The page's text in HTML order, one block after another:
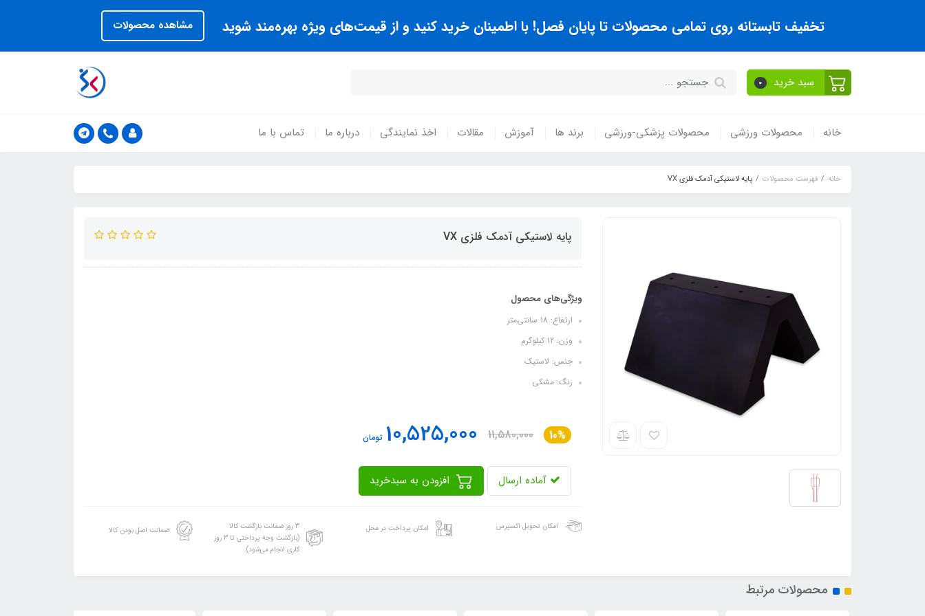
تخفیف تابستانه روی تمامی محصولات تا پایان فصل! با اطمینان خرید کنید و از قیمت‌های ویژه بهره‌مند شوید مشاهده محصولات
سبد خرید 0
خانه محصولات ورزشی محصولات پزشکی-ورزشی برند ها آموزش مقالات اخذ نمایندگی درباره ما تماس با ما
خانه فهرست محصولات پايه لاستيکي آدمک فلزي VX
پايه لاستيکي آدمک فلزي VX
ویژگی‌های محصول
ارتفاع: 18 سانتی‌متر
وزن: 12 کیلوگرم
جنس: لاستیک
رنگ: مشکی
10%
11,580,000
10,525,000 تومان
آماده ارسال
امکان تحویل اکسپرس امکان پرداخت در محل
3 روز ضمانت بازگشت کالا
(بازگشت وجه پرداختی تا 3 روز
کاری انجام می‌شود).
ضمانت اصل بودن کالا
محصولات مرتبط